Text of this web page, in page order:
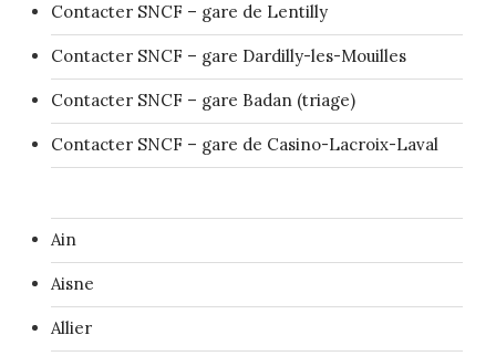
Contacter SNCF – gare de Lentilly
Contacter SNCF – gare Dardilly-les-Mouilles
Contacter SNCF – gare Badan (triage)
Contacter SNCF – gare de Casino-Lacroix-Laval
Ain
Aisne
Allier